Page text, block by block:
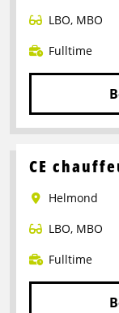
LBO, MBO
Fulltime
Lees
over
2-
ploegendienst
Boxtel
CE
Helmond
LBO, MBO
Fulltime